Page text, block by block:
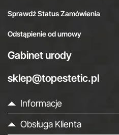
Sprawdź Status Zamówienia
Odstąpienie od umowy
Gabinet urody
sklep@topestetic.pl
Informacje
Obsługa Klienta